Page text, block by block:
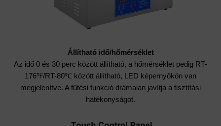
Állítható idő/hőmérséklet
Az idő 0 és 30 perc között állítható, a hőmérséklet pedig RT-
176℉/RT-80℃ között állítható, LED képernyőkön van
megjelenítve. A fűtési funkció drámaian javítja a tisztítási
hatékonyságot.